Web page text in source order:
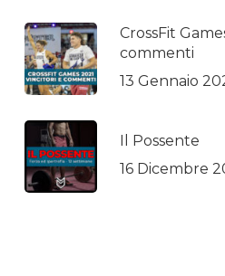
CrossFit
commenti
13 Gennaio
Il Possente
16 Dicembre